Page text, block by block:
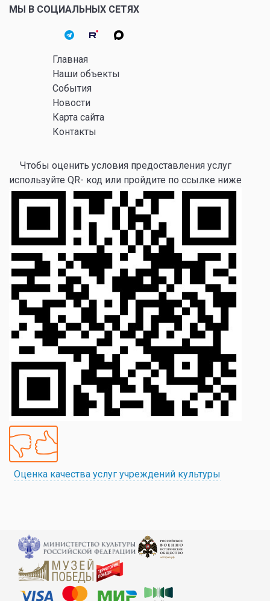
МЫ В СОЦИАЛЬНЫХ СЕТЯХ
Главная
Наши объекты
События
Новости
Карта сайта
Контакты
Чтобы оценить условия предоставления услуг
используйте QR- код или пройдите по ссылке ниже
Оценка качества услуг учреждений культуры